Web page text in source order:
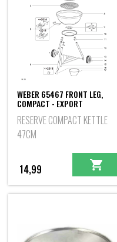
WEBER 65467 FRONT LEG,
COMPACT - EXPORT
RESERVE COMPACT KETTLE
47CM
14,99